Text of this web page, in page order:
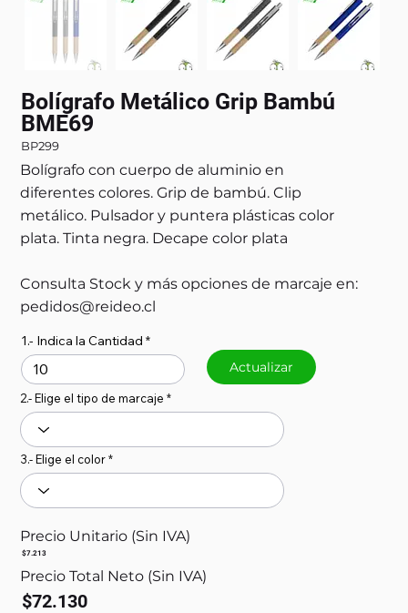
Bolígrafo Metálico Grip Bambú
BME69
BP299
Bolígrafo con cuerpo de aluminio en
diferentes colores. Grip de bambú. Clip
metálico. Pulsador y puntera plásticas color
plata. Tinta negra. Decape color plata
Consulta Stock y más opciones de marcaje en:
pedidos@reideo.cl
1.- Indica la Cantidad
Actualizar
2.- Elige el tipo de marcaje
3.- Elige el color
Precio Unitario (Sin IVA)
$7.213
Precio Total Neto (Sin IVA)
$72.130